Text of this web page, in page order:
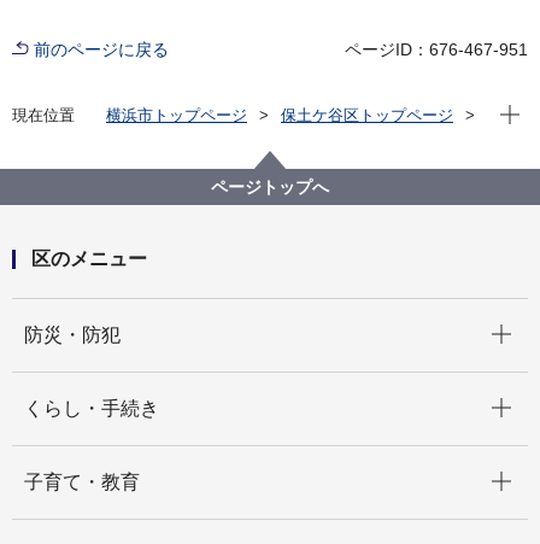
前のページに戻る ページID：676-467-951
現在位置 横浜市トップページ
保土ケ谷区トップページ
ほどがや緑の軸（散策ルート）
保土ケ谷区の豊かな緑を楽しむ散策ルート【西谷浄水
場－今井橋ルート】
現在
ページトップへ
区のメニュー
防災・防犯
くらし・手続き
子育て・教育